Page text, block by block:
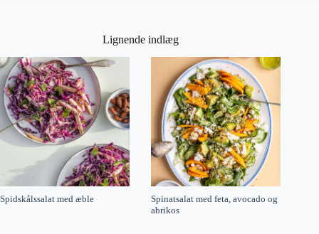
Lignende indlæg
Spidskålssalat med æble
Spinatsalat med feta, avocado og
abrikos